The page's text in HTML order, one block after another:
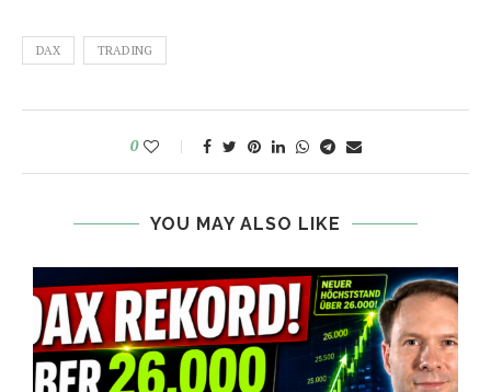
DAX TRADING
0
YOU MAY ALSO LIKE